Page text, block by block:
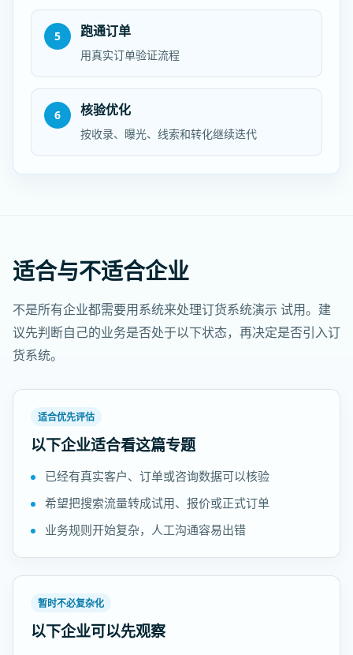
5 跑通订单
用真实订单验证流程
6 核验优化
按收录、曝光、线索和转化继续迭代
适合与不适合企业
不是所有企业都需要用系统来处理订货系统演示 试用。建
议先判断自己的业务是否处于以下状态，再决定是否引入订
货系统。
适合优先评估
以下企业适合看这篇专题
已经有真实客户、订单或咨询数据可以核验
希望把搜索流量转成试用、报价或正式订单
业务规则开始复杂，人工沟通容易出错
暂时不必复杂化
以下企业可以先观察